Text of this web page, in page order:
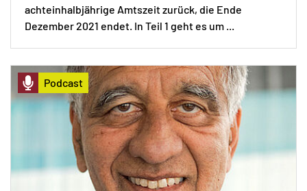
achteinhalbjährige Amtszeit zurück, die Ende
Dezember 2021 endet. In Teil 1 geht es um ...
Podcast